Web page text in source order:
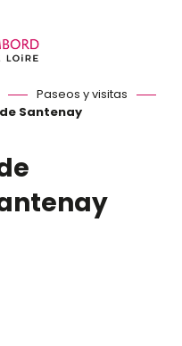
Paseos y visitas
Santenay